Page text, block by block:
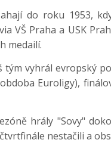
do roku 1953,
VŠ Praha a USK
medailí.
tým vyhrál evropský
Euroligy),
hrály "Sovy"
nestačili a